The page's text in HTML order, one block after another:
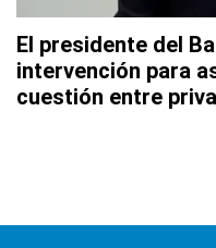
El presidente del
intervención para
cuestión entre